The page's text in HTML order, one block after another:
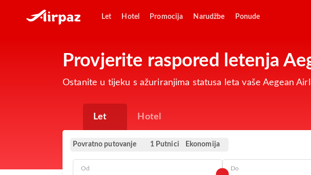
Let Hotel Promocija Narudžbe Ponude
Provjerite raspored letenja
Ostanite u tijeku s ažuriranjima statusa leta vaše Aegean
Let Hotel
Povratno putovanje 1 Putnici Ekonomija
Od Do